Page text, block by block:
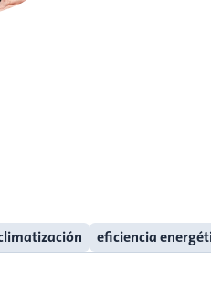
eficiencia